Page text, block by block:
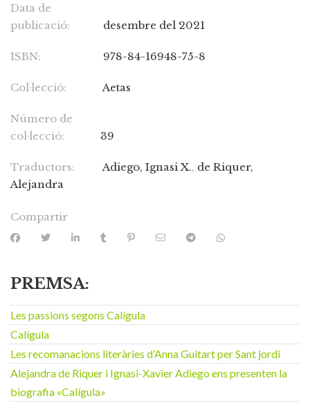
Data de
publicació:
desembre del 2021
ISBN: 978-84-16948-75-8
Col·lecció: Aetas
Número de
col·lecció:
39
Traductors: Adiego, Ignasi X., de Riquer,
Alejandra
Compartir
PREMSA:
Les passions segons Calígula
Calígula
Les recomanacions literàries d’Anna Guitart per Sant jordi
Alejandra de Riquer i Ignasi-Xavier Adiego ens presenten la
biografia «Calígula»